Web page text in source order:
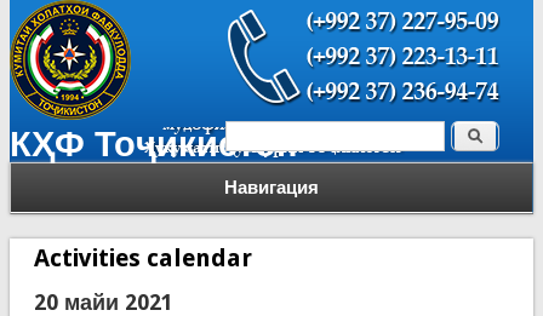
КҲФ Тоҷикистон
Навигация
Форма поиска Поиск
Activities calendar
20 майи 2021